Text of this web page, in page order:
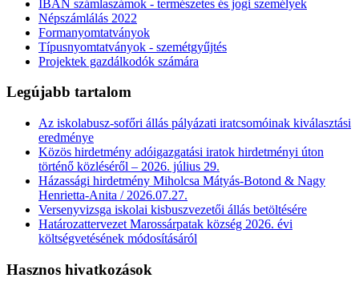
IBAN számlaszámok - természetes és jogi személyek
Népszámlálás 2022
Formanyomtatványok
Típusnyomtatványok - szemétgyűjtés
Projektek gazdálkodók számára
Legújabb tartalom
Az iskolabusz-sofőri állás pályázati iratcsomóinak kiválasztási
eredménye
Közös hirdetmény adóigazgatási iratok hirdetményi úton
történő közléséről – 2026. július 29.
Házassági hirdetmény Miholcsa Mátyás-Botond & Nagy
Henrietta-Anita / 2026.07.27.
Versenyvizsga iskolai kisbuszvezetői állás betöltésére
Határozattervezet Marossárpatak község 2026. évi
költségvetésének módosításáról
Hasznos hivatkozások